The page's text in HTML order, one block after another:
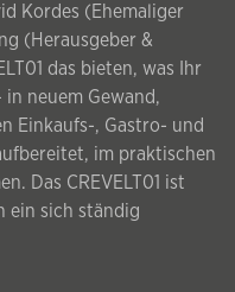
Kordes (Ehemaliger
(Herausgeber &
das bieten, was Ihr
neuem Gewand,
Einkaufs-, Gastro- und
im praktischen
Das CREVELT01 ist
ein sich ständig